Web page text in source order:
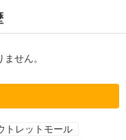
せん。
トレットモール